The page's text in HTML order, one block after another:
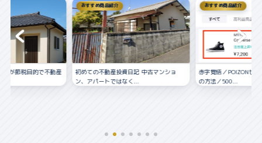
優待銘柄を探す
日記 中古マンショ
おすすめ商品紹介
赤字覚悟／POIZONせどりの仕入れ〜販売
の方法／500...
株主優待
失敗しないクロス取引
お得に株主優...